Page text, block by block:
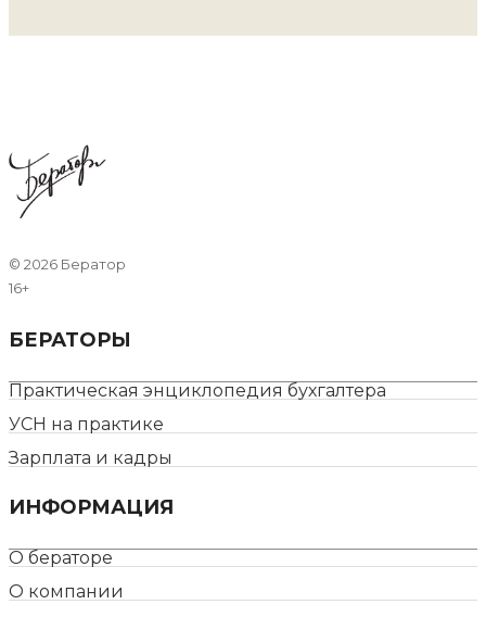
© 2026 Бератор
16+
БЕРАТОРЫ
Практическая энциклопедия бухгалтера
УСН на практике
Зарплата и кадры
ИНФОРМАЦИЯ
О бераторе
О компании